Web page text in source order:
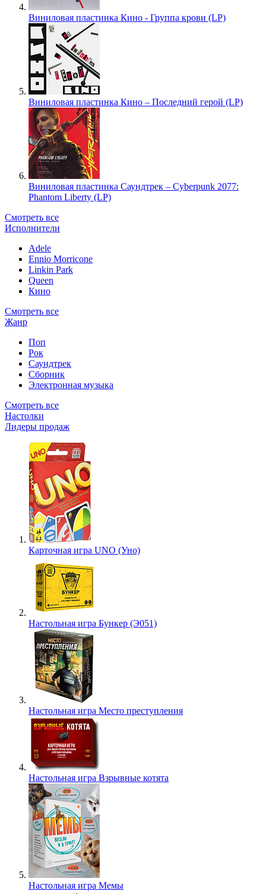
Виниловая пластинка Кино - Группа крови (LP)
Виниловая пластинка Кино – Последний герой (LP)
Виниловая пластинка Саундтрек – Cyberpunk 2077:
Phantom Liberty (LP)
Смотреть все
Исполнители
Adele
Ennio Morricone
Linkin Park
Queen
Кино
Смотреть все
Жанр
Поп
Рок
Саундтрек
Сборник
Электронная музыка
Смотреть все
Настолки
Лидеры продаж
Карточная игра UNO (Уно)
Настольная игра Бункер (Э051)
Настольная игра Место преступления
Настольная игра Взрывные котята
Настольная игра Мемы